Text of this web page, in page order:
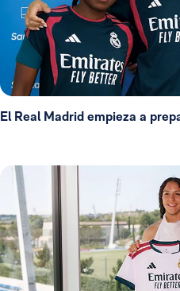
El Real Madrid empieza a